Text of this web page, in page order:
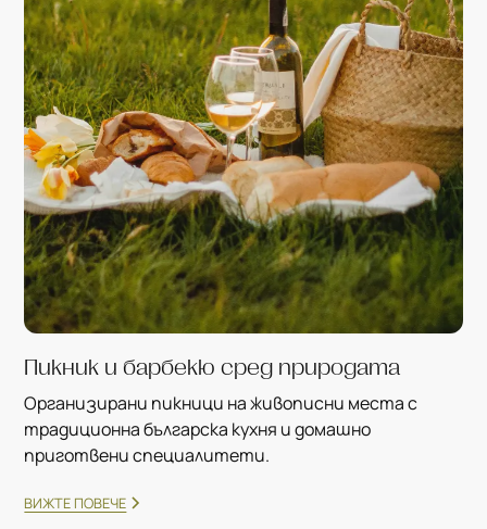
Пикник и барбекю сред природата
Организирани пикници на живописни места с
традиционна българска кухня и домашно
приготвени специалитети.
ВИЖТЕ ПОВЕЧЕ